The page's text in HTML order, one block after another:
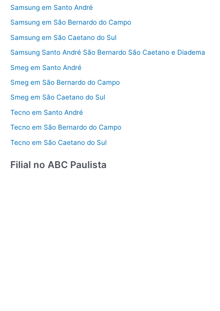
Samsung em Santo André
Samsung em São Bernardo do Campo
Samsung em São Caetano do Sul
Samsung Santo André São Bernardo São Caetano e Diadema
Smeg em Santo André
Smeg em São Bernardo do Campo
Smeg em São Caetano do Sul
Tecno em Santo André
Tecno em São Bernardo do Campo
Tecno em São Caetano do Sul
Filial no ABC Paulista